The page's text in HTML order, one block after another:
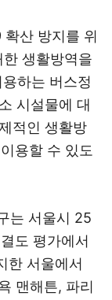
산 방지를 위
생활방역을
하는 버스정
시설물에 대
적인 생활방
용할 수 있도
는 서울시 25
도 평가에서
한 서울에서
맨해튼, 파리